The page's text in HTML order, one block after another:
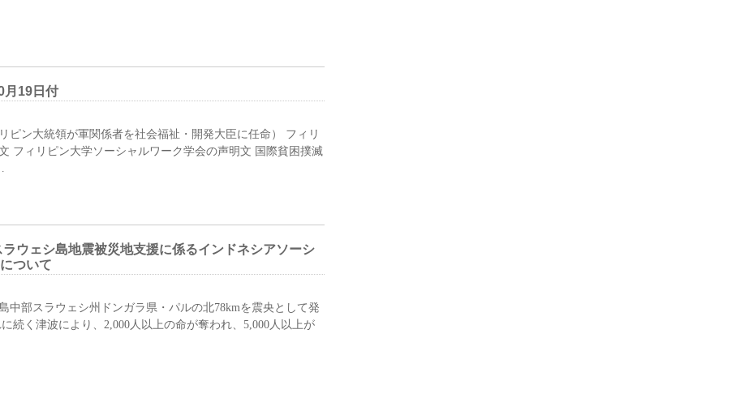
月19日付
ピン大統領が軍関係者を社会福祉・開発大臣に任命） フィリ
フィリピン大学ソーシャルワーク学会の声明文 国際貧困撲滅
ラウェシ島地震被災地支援に係るインドネシアソーシ
ついて
中部スラウェシ州ドンガラ県・パルの北78kmを震央として発
続く津波により、2,000人以上の命が奪われ、5,000人以上が